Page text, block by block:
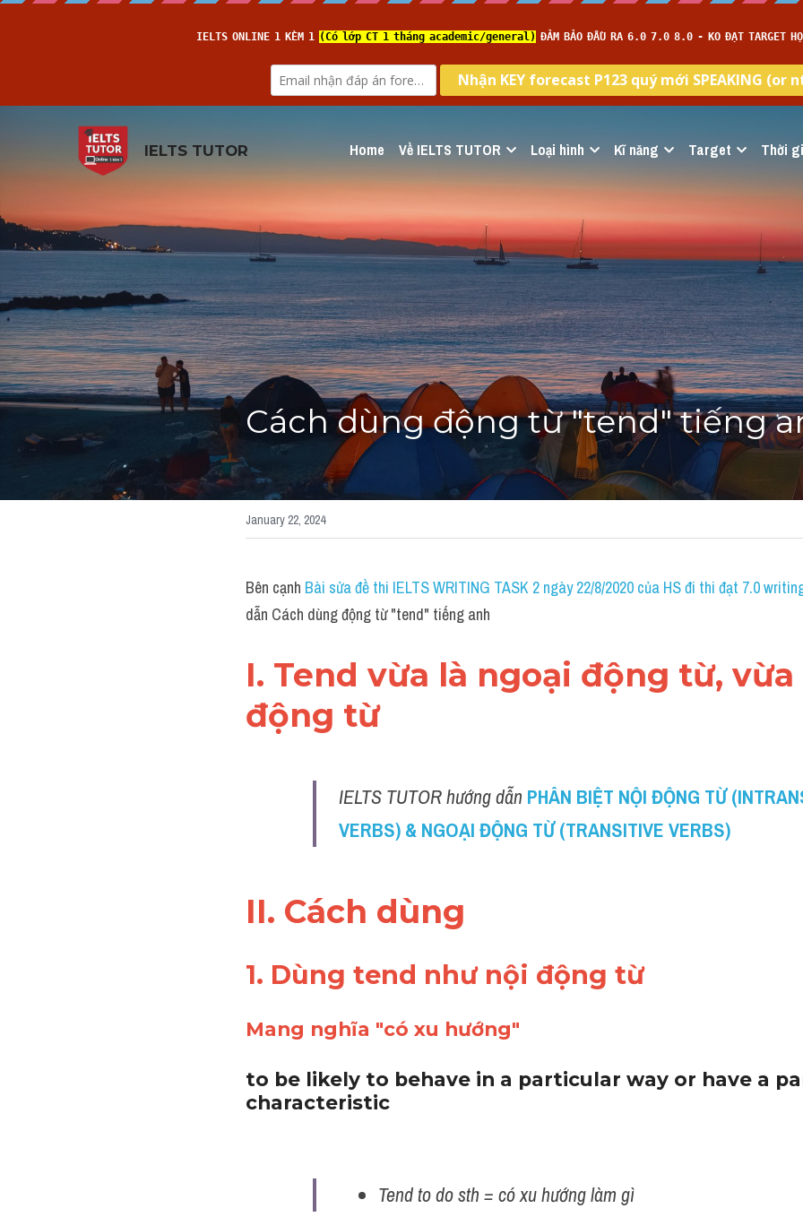
IELTS TUTOR Home Về IELTS TUTOR Loại hình Kĩ năng Target Thời
Cách dùng động từ "tend" tiếng
January 22, 2024
Bên cạnh Bài sửa đề thi IELTS WRITING TASK 2 ngày 22/8/2020 của HS đi thi đạt 7.0
dẫn Cách dùng động từ "tend" tiếng anh
I. Tend vừa là ngoại động từ,
động từ
IELTS TUTOR hướng dẫn PHÂN BIỆT NỘI ĐỘNG TỪ
VERBS) & NGOẠI ĐỘNG TỪ (TRANSITIVE VERBS)
II. Cách dùng
1. Dùng tend như nội động từ
Mang nghĩa "có xu hướng"
to be likely to behave in a particular way or have a
characteristic
Tend to do sth = có xu hướng làm gì